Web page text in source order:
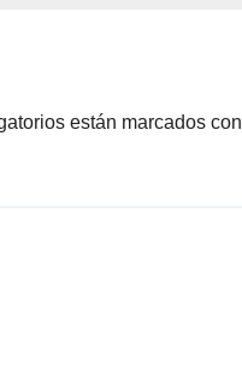
están marcados con